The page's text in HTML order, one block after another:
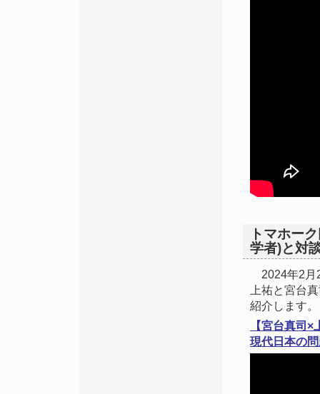
トマホー
学者)と対
2024年2月
上祐と宮台
紹介します。
【宮台真司
現代日本の